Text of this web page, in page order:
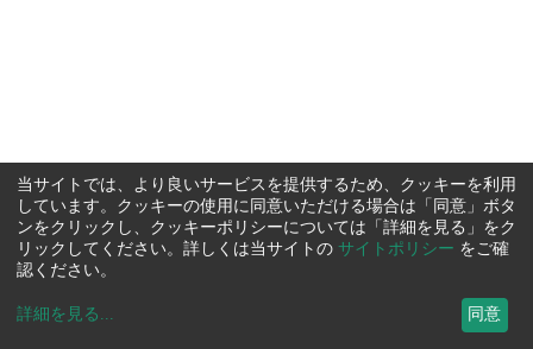
当サイトでは、より良いサービスを提供するため、クッキーを利用
しています。クッキーの使用に同意いただける場合は「同意」ボタ
ンをクリックし、クッキーポリシーについては「詳細を見る」をク
リックしてください。詳しくは当サイトの サイトポリシー をご確
認ください。
詳細を見る ... 同意